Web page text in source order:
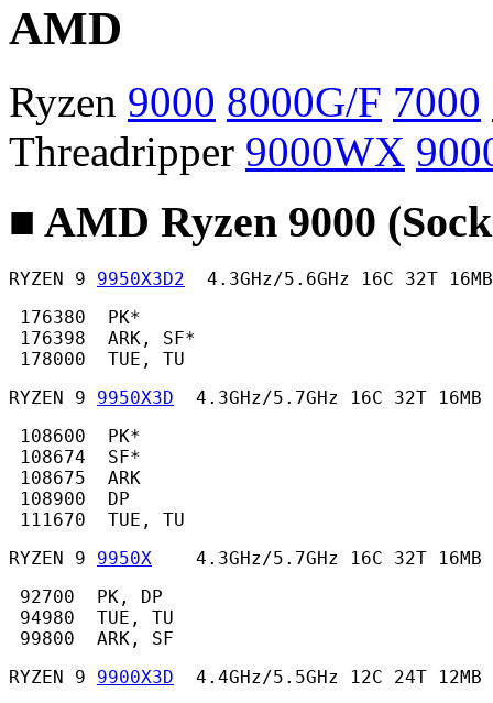
AMD
Ryzen 9000 8000G/F 7000
Threadripper 9000WX
■ AMD Ryzen 9000
RYZEN 9 9950X3D2
4.3GHz/5.6GHz 16C 32T
176380  PK*
176398  ARK, SF*
178000  TUE, TU
RYZEN 9 9950X3D
4.3GHz/5.7GHz 16C 32T 16MB
108600  PK*
108674  SF*
108675  ARK
108900  DP
111670  TUE, TU
RYZEN 9 9950X
4.3GHz/5.7GHz 16C 32T 16MB
92700  PK, DP
94980  TUE, TU
99800  ARK, SF
RYZEN 9 9900X3D
4.4GHz/5.5GHz 12C 24T 12MB